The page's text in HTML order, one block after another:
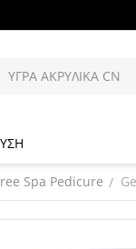
Spa Pedicure /